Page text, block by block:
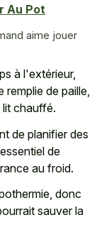
Au Pot
aime jouer
à l'extérieur,
de paille,
chauffé.
de planifier des
de
au froid.
donc
sauver la